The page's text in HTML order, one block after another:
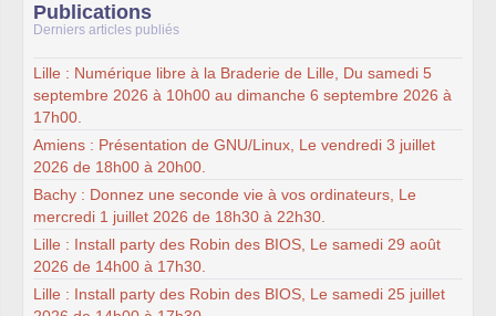
Publications
Derniers articles publiés
Lille : Numérique libre à la Braderie de Lille, Du samedi 5
septembre 2026 à 10h00 au dimanche 6 septembre 2026 à
17h00.
Amiens : Présentation de GNU/Linux, Le vendredi 3 juillet
2026 de 18h00 à 20h00.
Bachy : Donnez une seconde vie à vos ordinateurs, Le
mercredi 1 juillet 2026 de 18h30 à 22h30.
Lille : Install party des Robin des BIOS, Le samedi 29 août
2026 de 14h00 à 17h30.
Lille : Install party des Robin des BIOS, Le samedi 25 juillet